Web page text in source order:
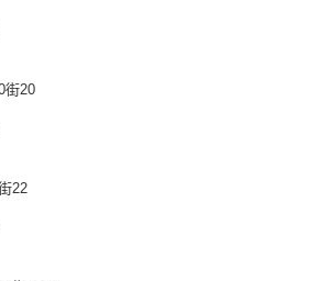
街20
22